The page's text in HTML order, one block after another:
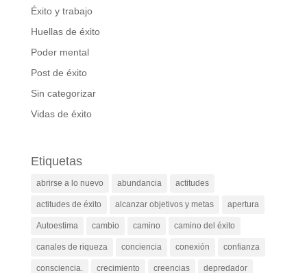
Éxito y trabajo
Huellas de éxito
Poder mental
Post de éxito
Sin categorizar
Vidas de éxito
Etiquetas
abrirse a lo nuevo abundancia actitudes
actitudes de éxito alcanzar objetivos y metas apertura
Autoestima cambio camino camino del éxito
canales de riqueza conciencia conexión confianza
consciencia. crecimiento creencias depredador